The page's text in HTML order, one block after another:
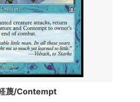
蔑/Contempt